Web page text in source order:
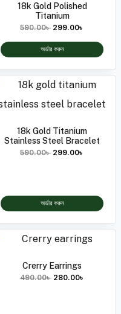
18k Gold Polished
Titanium
590.00৳ 299.00৳
অর্ডার করুন
18k Gold Titanium
Stainless Steel Bracelet
590.00৳ 299.00৳
অর্ডার করুন
Crerry Earrings
490.00৳ 280.00৳